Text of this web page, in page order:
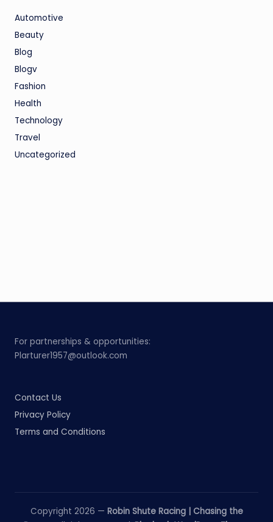
Automotive
Beauty
Blog
Blogv
Fashion
Health
Technology
Travel
Uncategorized
For partnerships & opportunities:
Plarturer1957@outlook.com
Contact Us
Privacy Policy
Terms and Conditions
Copyright 2026 — Robin Shute Racing | Chasing the